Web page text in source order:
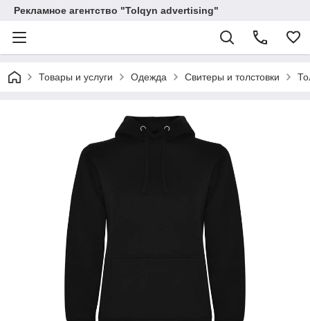
Рекламное агентство "Tolqyn advertising"
Товары и услуги Одежда Свитеры и толстовки